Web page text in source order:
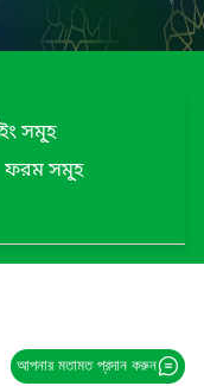
সমূ্হ
ফরম সমূ্হ
আপনার মতামত প্রদান করুন